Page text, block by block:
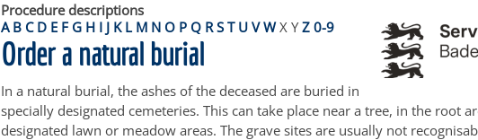
Procedure descriptions
A B C D E F G H I J K L M N O P Q R S T U V W X Y Z 0-9
Order a natural burial
In a natural burial, the ashes of the deceased are buried in
specially designated cemeteries. This can take place near a tree, in the root
designated lawn or meadow areas. The grave sites are usually not